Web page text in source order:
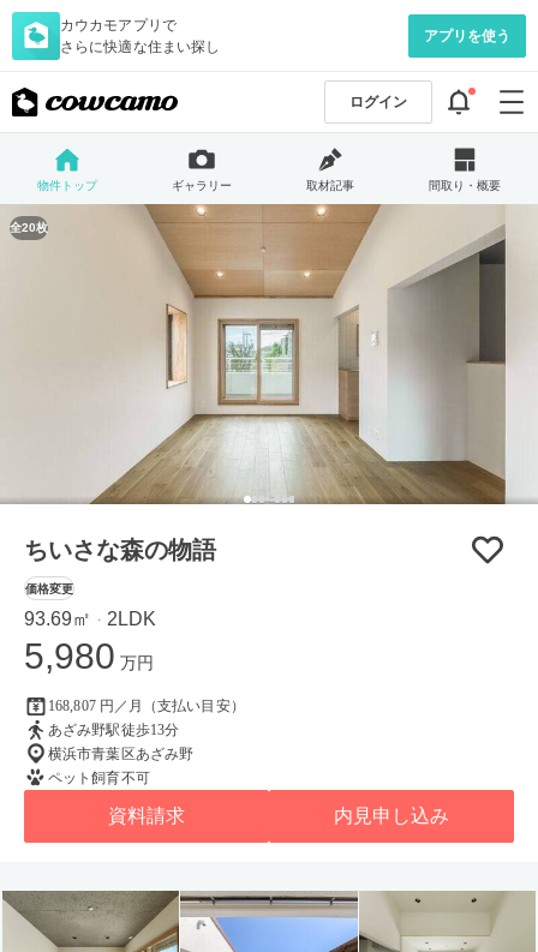
カウカモアプリで
さらに快適な住まい探し
アプリを使う
ログイン
物件トップ ギャラリー 取材記事 間取り・概要
全20枚
ちいさな森の物語
価格変更
93.69㎡ ・ 2LDK
5,980 万円
168,807 円／月（支払い目安）
あざみ野駅徒歩13分
横浜市青葉区あざみ野
ペット飼育不可
資料請求 内見申し込み